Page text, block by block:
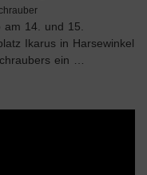
am 14. und 15.
Ikarus in Harsewinkel
ein …